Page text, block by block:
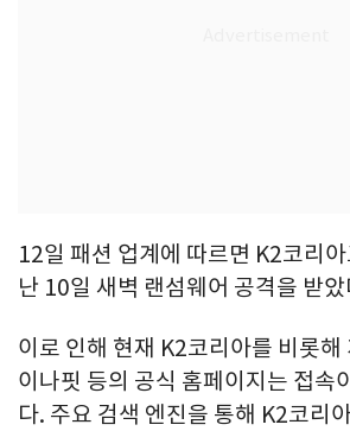
12일 패션 업계에 따르면 K2코리아
난 10일 새벽 랜섬웨어 공격을 받았
이로 인해 현재 K2코리아를 비롯해
이나핏 등의 공식 홈페이지는 접속
다. 주요 검색 엔진을 통해 K2코리